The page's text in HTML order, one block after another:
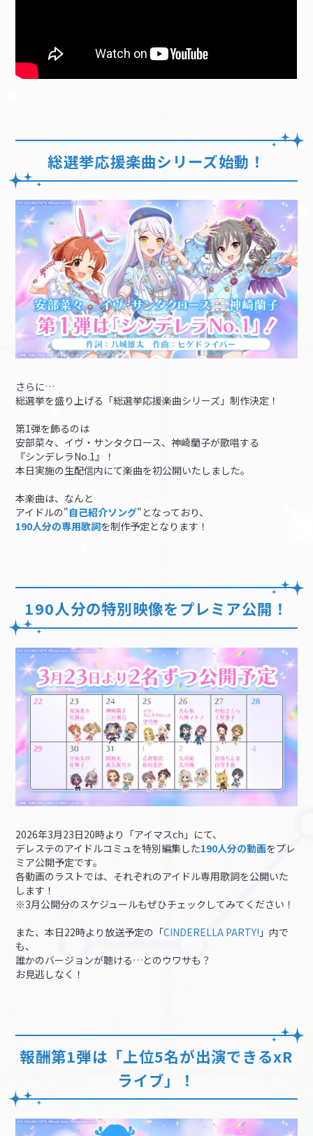
総選挙応援楽曲シリーズ始動！
さらに…
総選挙を盛り上げる「総選挙応援楽曲シリーズ」制作決定！
第1弾を飾るのは
安部菜々、イヴ・サンタクロース、神崎蘭子が歌唱する
『シンデレラNo.1』！
本日実施の生配信内にて楽曲を初公開いたしました。
本楽曲は、なんと
アイドルの"自己紹介ソング"となっており、
190人分の専用歌詞を制作予定となります！
190人分の特別映像をプレミア公開！
2026年3月23日20時より「アイマスch」にて、
デレステのアイドルコミュを特別編集した190人分の動画をプレ
ミア公開予定です。
各動画のラストでは、それぞれのアイドル専用歌詞を公開いた
します！
※3月公開分のスケジュールもぜひチェックしてみてください！
また、本日22時より放送予定の「CINDERELLA PARTY! 」内で
も、
誰かのバージョンが聴ける…とのウワサも？
お見逃しなく！
報酬第1弾は「上位5名が出演できるxR
ライブ」！